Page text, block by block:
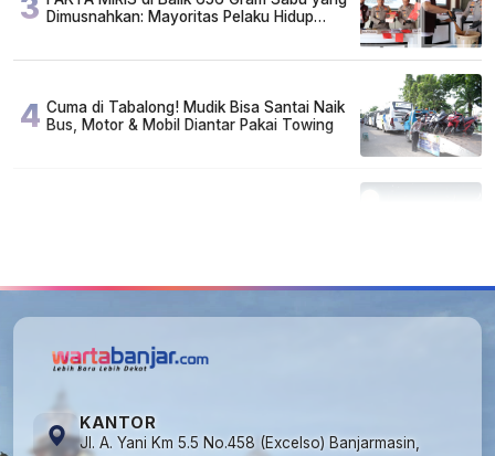
Dimusnahkan: Mayoritas Pelaku Hidup
4 Cuma di Tabalong! Mudik Bisa Santai Naik
Bus, Motor & Mobil Diantar Pakai Towing
KANTOR
Jl. A. Yani Km 5.5 No.458 (Excelso) Banjarmasin,